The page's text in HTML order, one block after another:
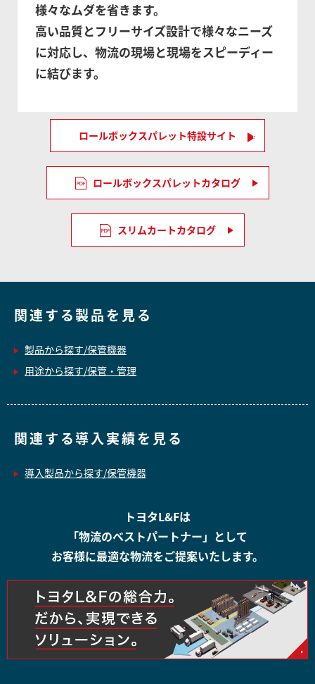
様々なムダを省きます。
高い品質とフリーサイズ設計で様々なニーズ
に対応し、物流の現場と現場をスピーディー
に結びます。
ロールボックスパレット特設サイト
ロールボックスパレットカタログ
スリムカートカタログ
関連する製品を見る
製品から探す/保管機器
用途から探す/保管・管理
関連する導入実績を見る
導入製品から探す/保管機器
トヨタL&Fは
「物流のベストパートナー」として
お客様に最適な物流をご提案いたします。